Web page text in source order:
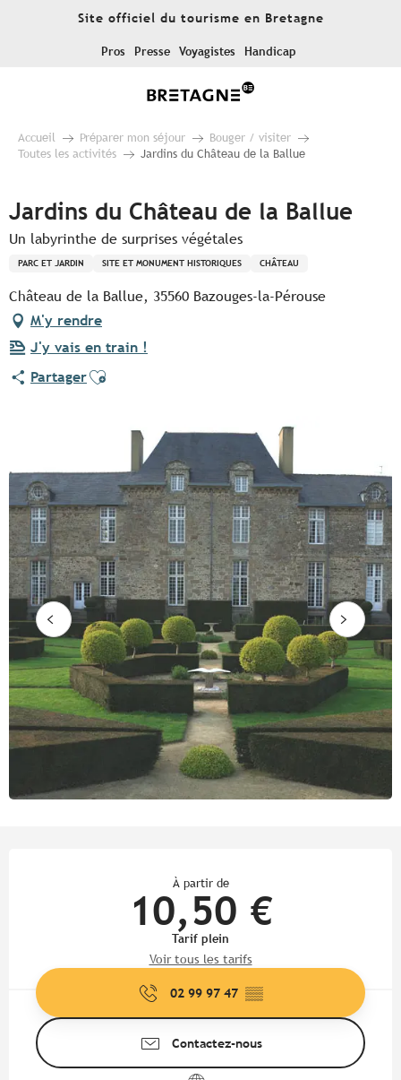
Site officiel du tourisme en Bretagne
Pros Presse Voyagistes Handicap
Accueil Préparer mon séjour
Bouger / visiter
Toutes les activités
Jardins du Château de la Ballue
Jardins du Château de la Ballue
Un labyrinthe de surprises végétales
PARC ET JARDIN SITE ET MONUMENT HISTORIQUES CHÂTEAU
Château de la Ballue, 35560 Bazouges-la-Pérouse
M'y rendre
J'y vais en train !
PartagerAjouter aux favoris
À partir de
10,50 €
Tarif plein
Voir tous les tarifs
02 99 97 47 ▒▒
Contactez-nous